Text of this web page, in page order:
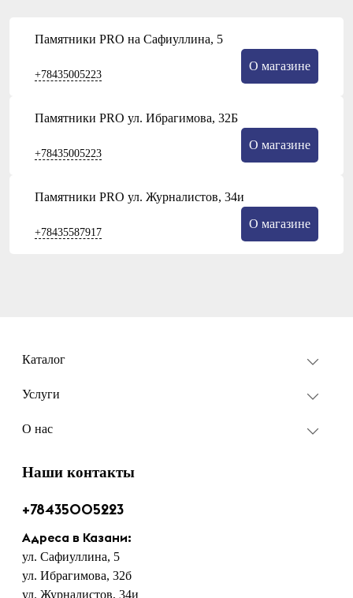
Памятники PRO на Сафиуллина, 5
+78435005223
О магазине
Памятники PRO ул. Ибрагимова, 32Б
+78435005223
О магазине
Памятники PRO ул. Журналистов, 34и
+78435587917
О магазине
Каталог
Услуги
О нас
Наши контакты
+78435005223
Адреса в Казани:
ул. Сафиуллина, 5
ул. Ибрагимова, 32б
ул. Журналистов, 34и